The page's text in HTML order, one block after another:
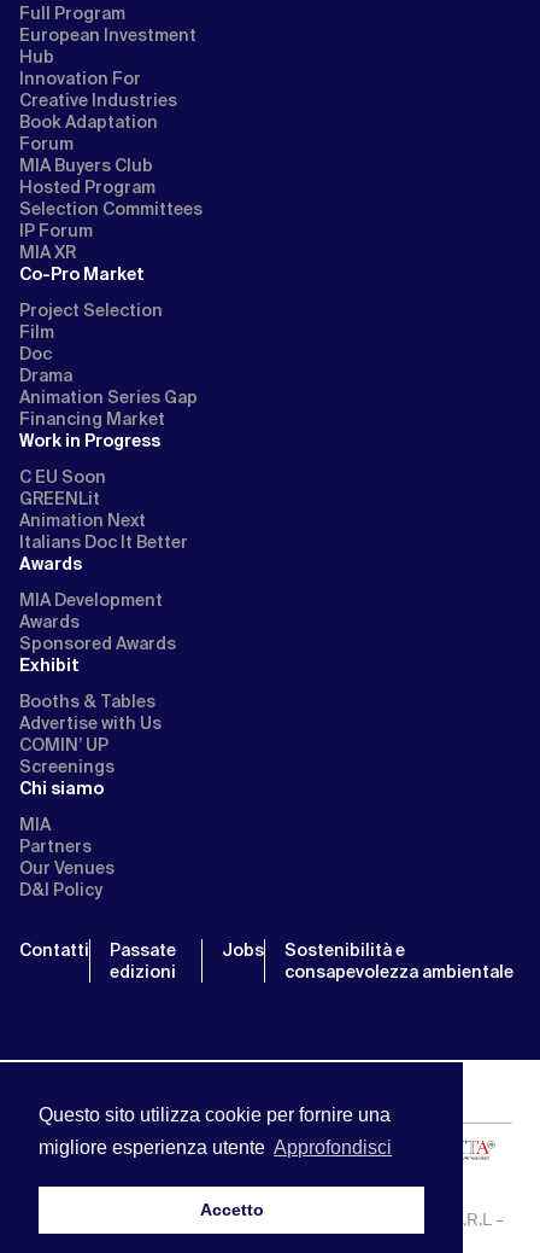
Questo sito utilizza cookie per fornire una
migliore esperienza utente Approfondisci
Accetto
Full Program
European Investment
Hub
Innovation For
Creative Industries
Book Adaptation
Forum
MIA Buyers Club
Hosted Program
Selection Committees
IP Forum
MIA XR
Co-Pro Market
Project Selection
Film
Doc
Drama
Animation Series Gap
Financing Market
Work in Progress
C EU Soon
GREENLit
Animation Next
Italians Doc It Better
Awards
MIA Development
Awards
Sponsored Awards
Exhibit
Booths & Tables
Advertise with Us
COMIN’ UP
Screenings
Chi siamo
MIA
Partners
Our Venues
D&I Policy
Contatti
Passate
edizioni
Jobs
Sostenibilità e
consapevolezza ambientale
MIA | Mercato Internazionale Audiovisivo | APA SERVICE S.R.L –